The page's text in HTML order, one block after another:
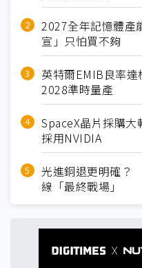
2027全年記憶體
宣」只怕買不夠
英特爾EMIB良率
2028準時量產
SpaceX晶片採購
採用NVIDIA
光進銅退更明確？
線「最終戰場」